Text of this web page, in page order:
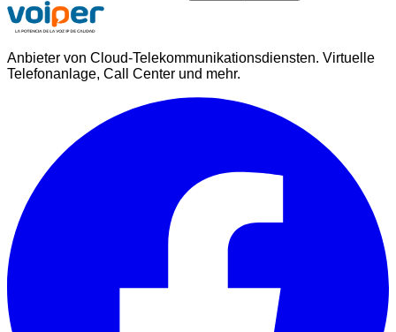
Anbieter von Cloud-Telekommunikationsdiensten. Virtuelle
Telefonanlage, Call Center und mehr.